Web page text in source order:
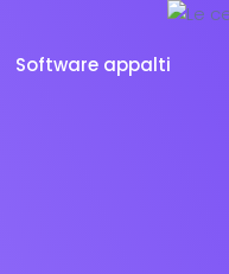
Software appalti